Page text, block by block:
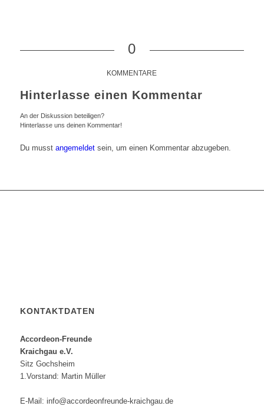
0
KOMMENTARE
Hinterlasse einen Kommentar
An der Diskussion beteiligen?
Hinterlasse uns deinen Kommentar!
Du musst angemeldetsein, um einen Kommentar abzugeben.
KONTAKTDATEN
Accordeon-Freunde
Kraichgau e.V.
Sitz Gochsheim
1.Vorstand: Martin Müller
E-Mail: info@accordeonfreunde-kraichgau.de